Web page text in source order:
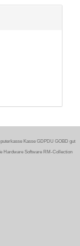
Kasse GDPDU GOBD gut
Hardware Software RM-Collection